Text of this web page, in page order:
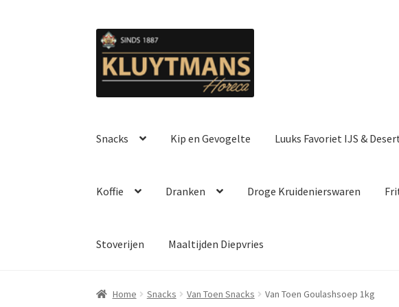
Ga
door
naar
Ga
naar
de
Snacks Kip en Gevogelte Luuks Favoriet IJS &
Koffie Dranken Droge Kruidenierswaren
Stoverijen Maaltijden Diepvries
Home Snacks Van Toen Snacks Van Toen Goulashsoep 1kg